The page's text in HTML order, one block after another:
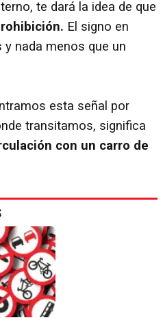
te dará la idea de que
El signo en
nada menos que un
esta señal por
transitamos, significa
con un carro de